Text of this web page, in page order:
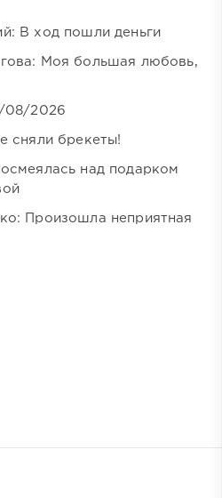
В ход пошли деньги
Моя большая любовь,
08/2026
сняли брекеты!
над подарком
Произошла неприятная